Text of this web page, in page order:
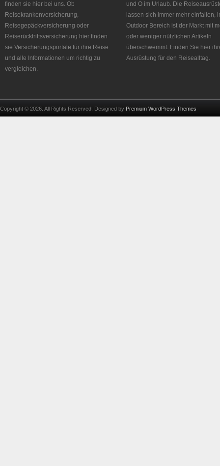
finden sie hier bei uns. Ob
Reisekrankenversicherung,
Reisegepäckversicherung oder
Reiserücktrittsversicherung hier finden
sie Versicherungsportale für ihre Reise
und alle Informationen um richtig zu
vergleichen.
und O im Urlaub. Die
lassen sich immer mehr einfallen,
Outdoor Bereich ist der Markt mit
oder weniger nützlichen Artikeln
überschwemmt. Finden Sie hier
Ausrüstung für den Reisealltag.
Copyright © 2026. All Rights Reserved. Designed by Premium WordPress Themes